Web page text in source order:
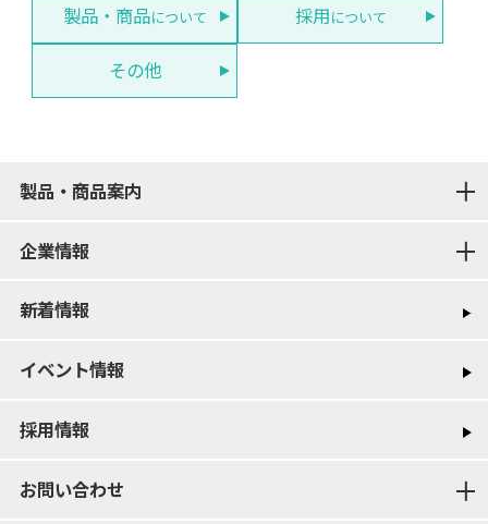
製品・商品について 採用について
その他
製品・商品案内
企業情報
新着情報
イベント情報
採用情報
お問い合わせ